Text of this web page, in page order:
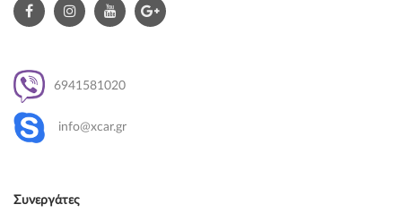
6941581020
info@xcar.gr
Συνεργάτες